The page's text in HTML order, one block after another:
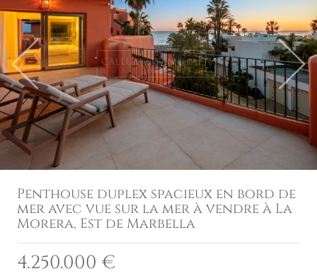
Previous Next
Penthouse duplex spacieux en bord de
mer avec vue sur la mer à vendre à La
Morera, Est de Marbella
4.250.000 €